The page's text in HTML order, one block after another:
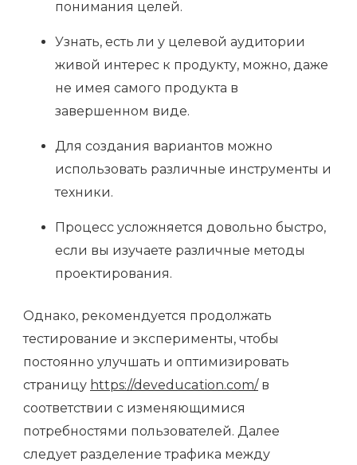
понимания целей.
Узнать, есть ли у целевой аудитории
живой интерес к продукту, можно, даже
не имея самого продукта в
завершенном виде.
Для создания вариантов можно
использовать различные инструменты и
техники.
Процесс усложняется довольно быстро,
если вы изучаете различные методы
проектирования.
Однако, рекомендуется продолжать
тестирование и эксперименты, чтобы
постоянно улучшать и оптимизировать
страницу https://deveducation.com/в
соответствии с изменяющимися
потребностями пользователей. Далее
следует разделение трафика между